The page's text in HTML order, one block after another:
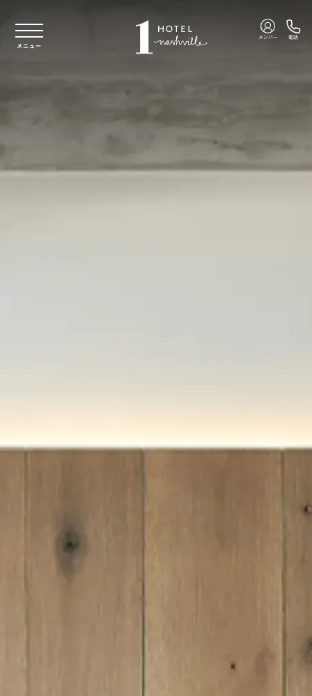
メニュー
メンバー 電話